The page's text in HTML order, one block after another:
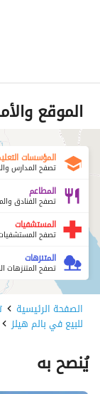
الموقع
المؤسسات
تصفح المدارس
المطاعم
تصفح الفنادق
المستشفيات
تصفح المستشفيات
المتنزهات
تصفح المتنزهات
الصفحة الرئيسية
للبيع في بالم هيلز
يُنصح به